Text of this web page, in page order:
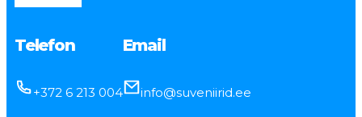
Telefon
+372 6 213 004
Email
info@suveniirid.ee